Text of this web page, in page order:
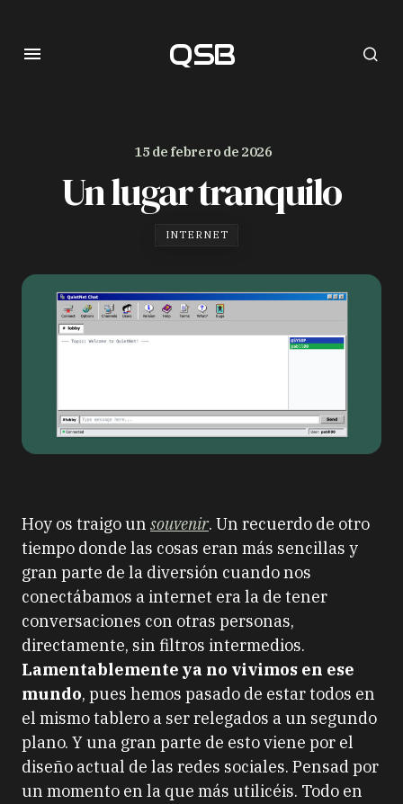
QSB
15 de febrero de 2026
Un lugar tranquilo
INTERNET
Hoy os traigo un souvenir. Un recuerdo de otro
tiempo donde las cosas eran más sencillas y
gran parte de la diversión cuando nos
conectábamos a internet era la de tener
conversaciones con otras personas,
directamente, sin filtros intermedios.
Lamentablemente ya no vivimos en ese
mundo, pues hemos pasado de estar todos en
el mismo tablero a ser relegados a un segundo
plano. Y una gran parte de esto viene por el
diseño actual de las redes sociales. Pensad por
un momento en la que más utilicéis. Todo en